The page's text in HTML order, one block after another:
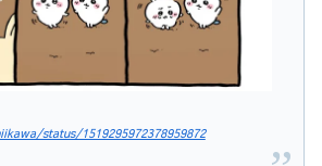
status/1519295972378959872